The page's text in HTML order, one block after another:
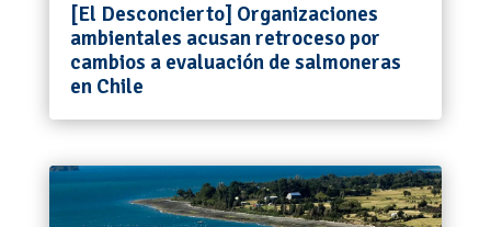
[El Desconcierto] Organizaciones
ambientales acusan retroceso por
cambios a evaluación de salmoneras
en Chile